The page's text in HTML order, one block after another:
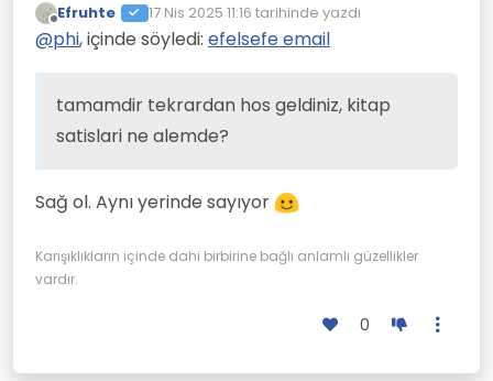
Çevrimdışı
Efruhte 17 Nis 2025 11:16 tarihinde yazdı
Son düzenleyen:
@phi, içinde söyledi: efelsefe email
tamamdir tekrardan hos geldiniz, kitap
satislari ne alemde?
Sağ ol. Aynı yerinde sayıyor
Karışıklıkların içinde dahi birbirine bağlı anlamlı güzellikler
vardır.
0